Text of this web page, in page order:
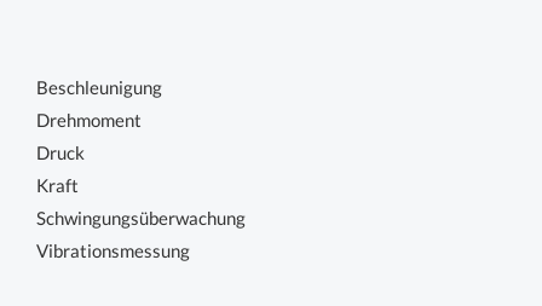
Beschleunigung
Drehmoment
Druck
Kraft
Schwingungsüberwachung
Vibrationsmessung